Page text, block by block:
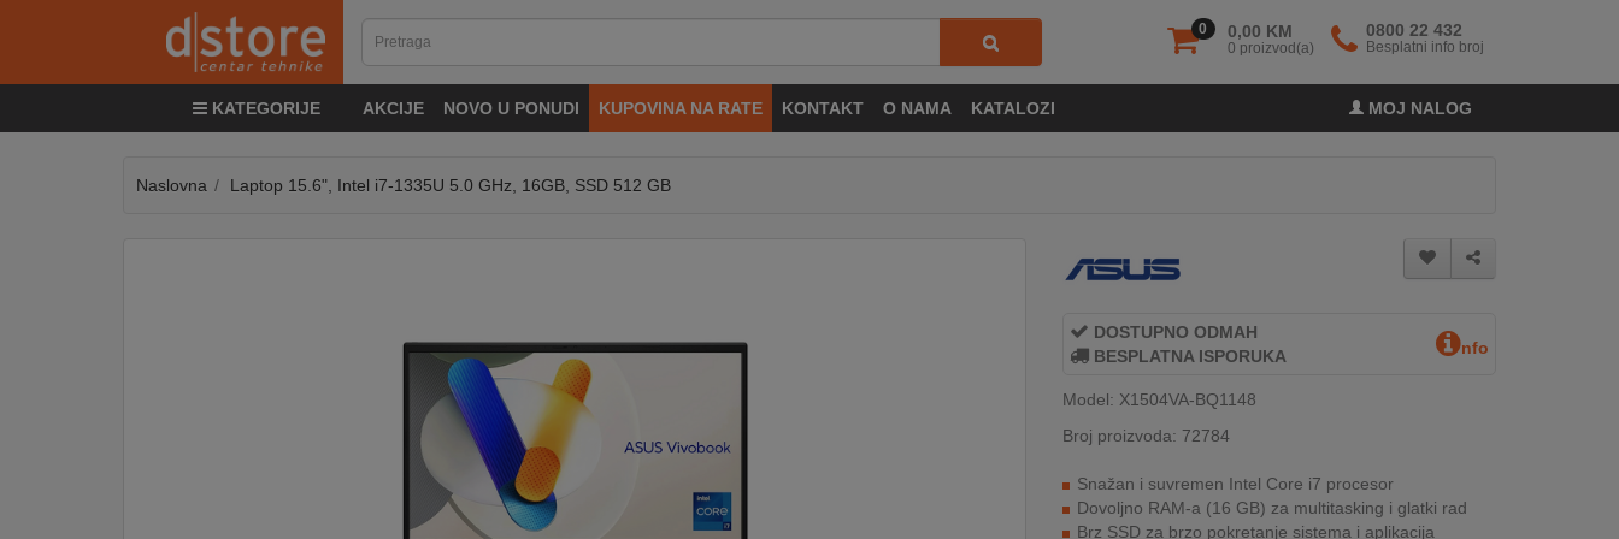
0 0,00 KM
0 proizvod(a)
0800 22 432
Besplatni info broj
KATEGORIJE AKCIJE NOVO U PONUDI KUPOVINA NA RATE KONTAKT O NAMA KATALOZI MOJ NALOG
&
Naslovna Laptop 15.6", Intel i7-1335U 5.0 GHz, 16GB, SSD 512 GB
DOSTUPNO ODMAH
BESPLATNA ISPORUKA
nfo
Model: X1504VA-BQ1148
Broj proizvoda: 72784
Snažan i suvremen Intel Core i7 procesor
Dovoljno RAM-a (16 GB) za multitasking i glatki rad
Brz SSD za brzo pokretanje sistema i aplikacija